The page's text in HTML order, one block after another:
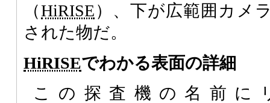
（HiRISE）、下が広範囲カメ
された物だ。
HiRISEでわかる表面の詳細
この探査機の名前に